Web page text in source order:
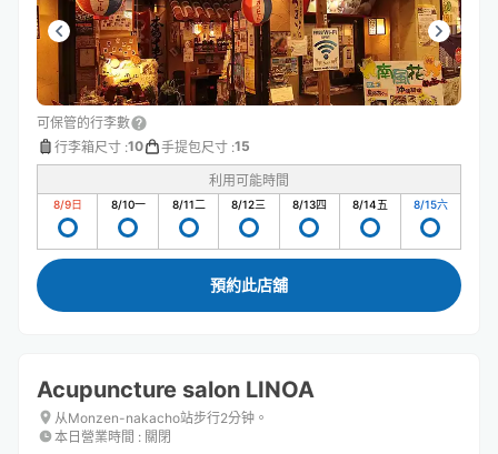
可保管的行李數
行李箱尺寸 :10 手提包尺寸 :15
利用可能時間
8/9日 8/10一 8/11二 8/12三 8/13四 8/14五 8/15六
預約此店舖
Acupuncture salon LINOA
从Monzen-nakacho站步行2分钟。
本日營業時間 : 關閉